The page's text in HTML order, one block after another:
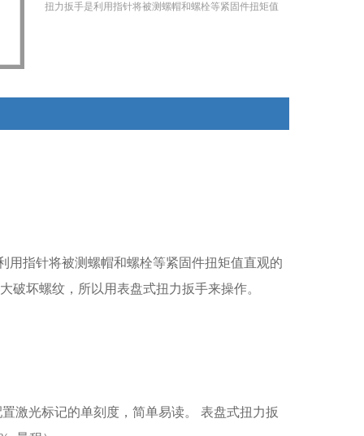
扭力扳手是利用指针将被测螺帽和螺栓等紧固件扭矩值
用指针将被测螺帽和螺栓等紧固件扭矩值直观的
破坏螺纹，所以用表盘式扭力扳手来操作。
激光标记的单刻度，简单易读。 表盘式扭力扳